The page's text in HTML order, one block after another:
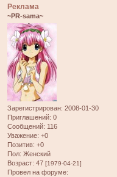
Реклама
~PR-sama~
Зарегистрирован: 2008-01-30
Приглашений: 0
Сообщений: 116
Уважение: +0
Позитив: +0
Пол: Женский
Возраст: 47 [1979-04-21]
Провел на форуме: